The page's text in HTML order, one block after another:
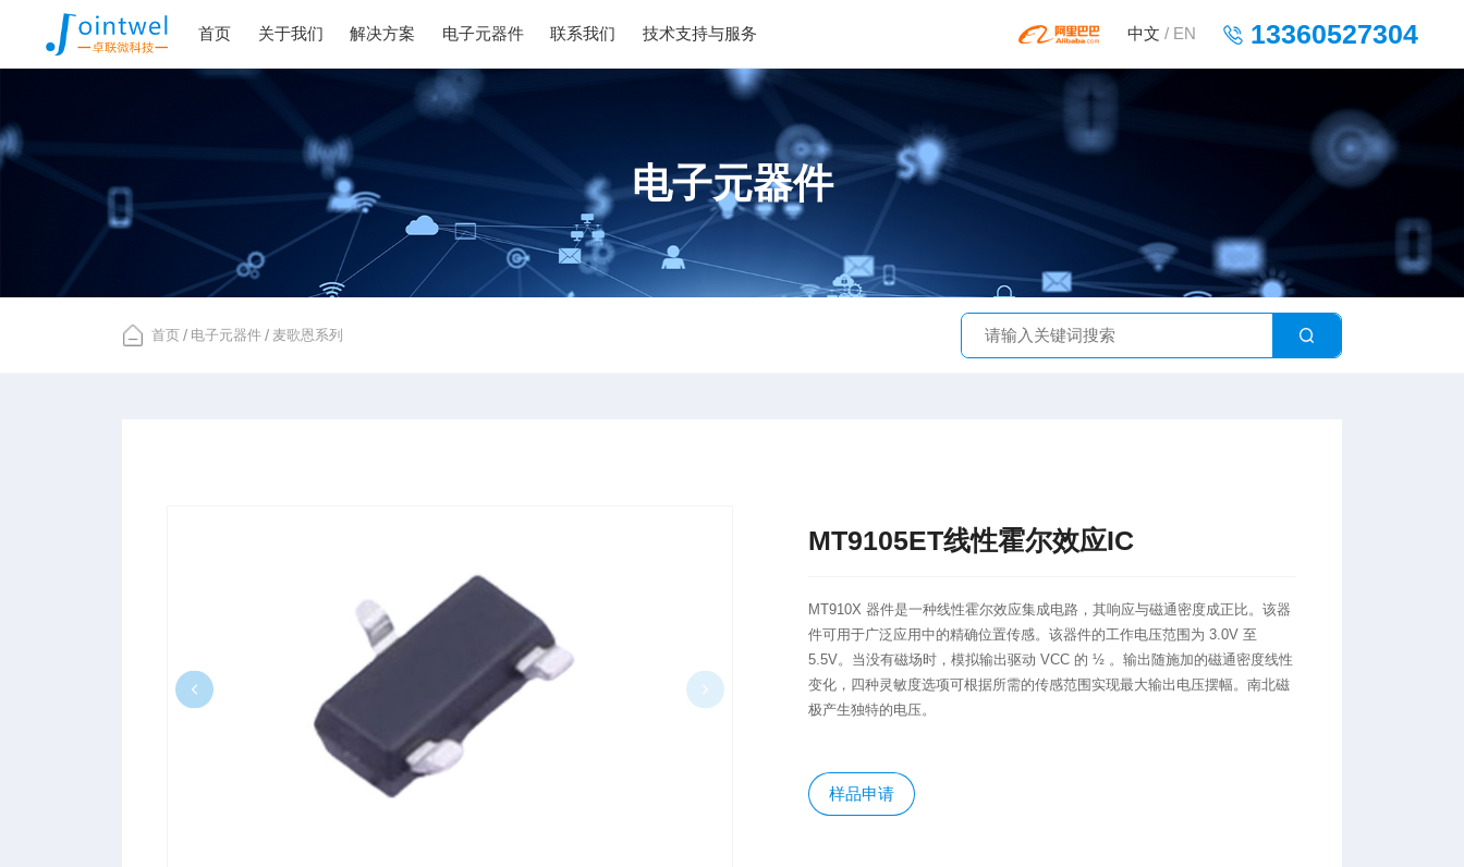
首页 关于我们 解决方案 电子元器件 联系我们 技术支持与服务 中文 / EN 13360527304
电子元器件
首页 / 电子元器件 / 麦歌恩系列
MT9105ET线性霍尔效应IC
MT910X 器件是一种线性霍尔效应集成电路，其响应与磁通密度成正比。该器
件可用于广泛应用中的精确位置传感。该器件的工作电压范围为 3.0V 至
5.5V。当没有磁场时，模拟输出驱动 VCC 的 ½ 。输出随施加的磁通密度线性
变化，四种灵敏度选项可根据所需的传感范围实现最大输出电压摆幅。南北磁
极产生独特的电压。
样品申请